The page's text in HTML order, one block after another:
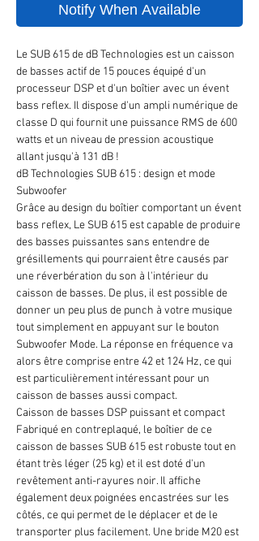
Notify When Available
Le SUB 615 de dB Technologies est un caisson
de basses actif de 15 pouces équipé d'un
processeur DSP et d'un boîtier avec un évent
bass reflex. Il dispose d'un ampli numérique de
classe D qui fournit une puissance RMS de 600
watts et un niveau de pression acoustique
allant jusqu'à 131 dB !
dB Technologies SUB 615 : design et mode
Subwoofer
Grâce au design du boîtier comportant un évent
bass reflex, Le SUB 615 est capable de produire
des basses puissantes sans entendre de
grésillements qui pourraient être causés par
une réverbération du son à l'intérieur du
caisson de basses. De plus, il est possible de
donner un peu plus de punch à votre musique
tout simplement en appuyant sur le bouton
Subwoofer Mode. La réponse en fréquence va
alors être comprise entre 42 et 124 Hz, ce qui
est particulièrement intéressant pour un
caisson de basses aussi compact.
Caisson de basses DSP puissant et compact
Fabriqué en contreplaqué, le boîtier de ce
caisson de basses SUB 615 est robuste tout en
étant très léger (25 kg) et il est doté d'un
revêtement anti-rayures noir. Il affiche
également deux poignées encastrées sur les
côtés, ce qui permet de le déplacer et de le
transporter plus facilement. Une bride M20 est